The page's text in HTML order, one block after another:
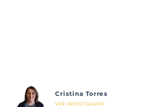
Cristina Torres
VER INVESTIGADOR